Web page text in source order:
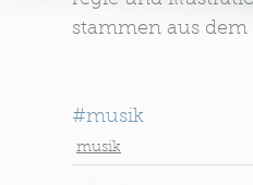
stammen aus
#musik
musik